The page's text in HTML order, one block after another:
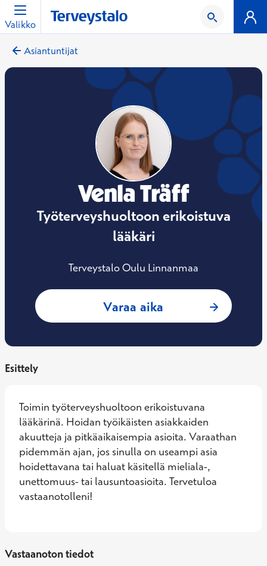
Valikko
Asiantuntijat
Venla Träff
Työterveyshuoltoon erikoistuva
lääkäri
Terveystalo Oulu Linnanmaa
Varaa aika : Venla Träff,
Esittely
Toimin työterveyshuoltoon erikoistuvana
lääkärinä. Hoidan työikäisten asiakkaiden
akuutteja ja pitkäaikaisempia asioita. Varaathan
pidemmän ajan, jos sinulla on useampi asia
hoidettavana tai haluat käsitellä mieliala-,
unettomuus- tai lausuntoasioita. Tervetuloa
vastaanotolleni!
Vastaanoton tiedot